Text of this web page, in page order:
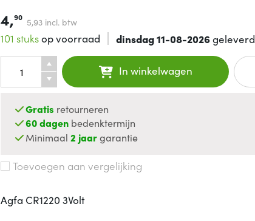
4,90 5,93 incl. btw
101 stuksop voorraad dinsdag 11-08-2026geleverd
In winkelwagen
Gratis retourneren
60 dagen bedenktermijn
Minimaal2 jaargarantie
Toevoegen aan vergelijking
Agfa CR1220 3Volt